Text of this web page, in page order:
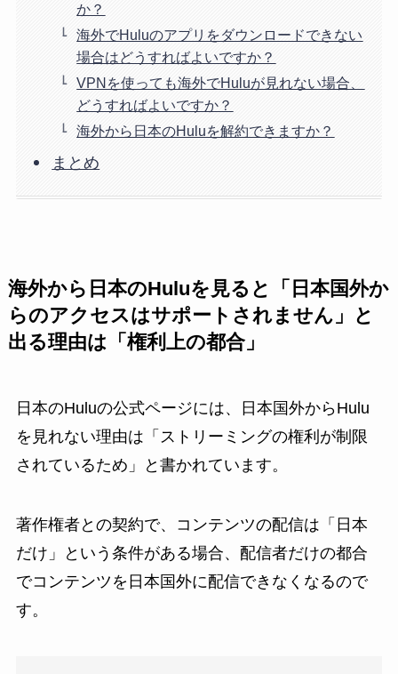
か？
海外でHuluのアプリをダウンロードできない
場合はどうすればよいですか？
VPNを使っても海外でHuluが見れない場合、
どうすればよいですか？
海外から日本のHuluを解約できますか？
まとめ
海外から日本のHuluを見ると「日本国外か
らのアクセスはサポートされません」と
出る理由は「権利上の都合」
日本のHuluの公式ページには、日本国外からHulu
を見れない理由は「ストリーミングの権利が制限
されているため」と書かれています。
著作権者との契約で、コンテンツの配信は「日本
だけ」という条件がある場合、配信者だけの都合
でコンテンツを日本国外に配信できなくなるので
す。